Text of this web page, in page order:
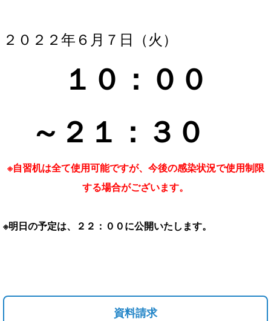
２０２２年６月７ 日（火）
１０：０ ０
～２１ ：３ ０
※自習机は全て使用可能ですが、今後の感染状況で使用制限
する場合がございます。
※明日の予定は、２２：００に公開いたします。
資料請求